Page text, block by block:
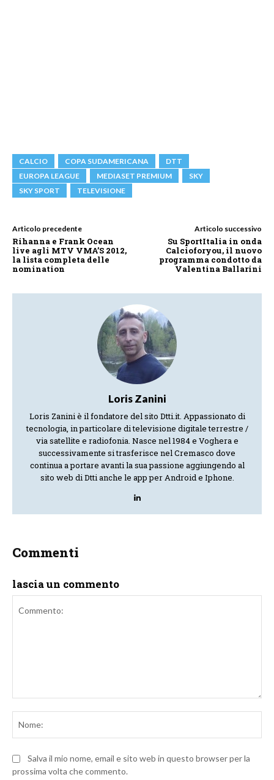
CALCIO COPA SUDAMERICANA
DTT
EUROPA LEAGUE
MEDIASET PREMIUM
SKY
SKY SPORT
TELEVISIONE
Articolo precedente
Rihanna e Frank Ocean
live agli MTV VMA’S 2012,
la lista completa delle
nomination
Articolo successivo
Su SportItalia in onda
Calcioforyou, il nuovo
programma condotto da
Valentina Ballarini
Loris Zanini
Loris Zanini è il fondatore del sito Dtti.it. Appassionato di
tecnologia, in particolare di televisione digitale terrestre /
via satellite e radiofonia. Nasce nel 1984 e Voghera e
successivamente si trasferisce nel Cremasco dove
continua a portare avanti la sua passione aggiungendo al
sito web di Dtti anche le app per Android e Iphone.
Commenti
lascia un commento
Salva il mio nome, email e sito web in questo browser per la
prossima volta che commento.